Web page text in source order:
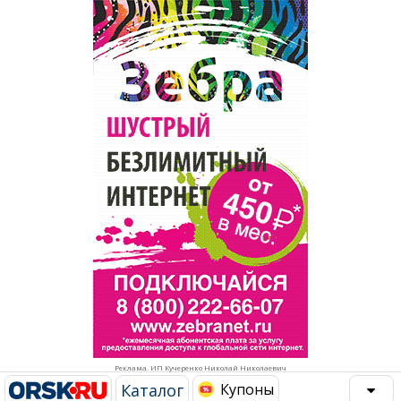
Реклама. ИП Кучеренко Николай Николаевич
Каталог Купоны
Рестораны, кафе, бары
Развлечения и отдых
Спорт Фитнес
Недвижимость
Красота Косметология
Торговля
Бизнес и финансы
Юристы, Экспертиза, Страхование
Ремонт
Социальные организации
Это интересно
Администрация
Популярное →